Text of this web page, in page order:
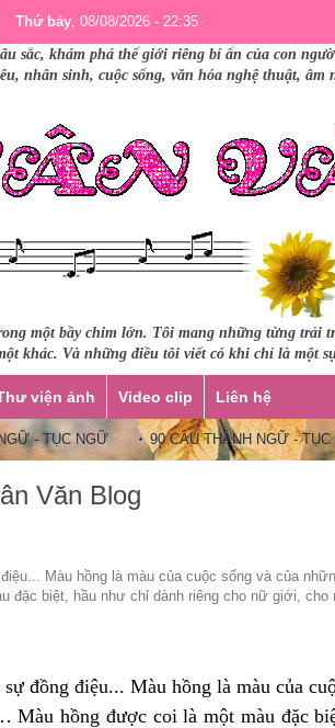
Thứ bảy, 08/08/2026 - 22:35
sắc, khám phá thế giới riêng bí ẩn của con
nhân sinh, cuộc sống, văn hóa nghệ thuật,
một bầy chim lớn. Tôi mang những từng
khác. Và những điều tôi viết có khi chỉ là một
viện ảnh Video clip Liên hệ
TỤC NGỮ 90 CÂU THÀNH NGỮ - TỤC NGỮ
Văn Blog
Màu hồng là màu của cuộc sống và của
đặc biệt, hầu như chỉ dành riêng cho nữ giới,
đồng điệu... Màu hồng là màu của
Màu hồng được coi là một màu đặc